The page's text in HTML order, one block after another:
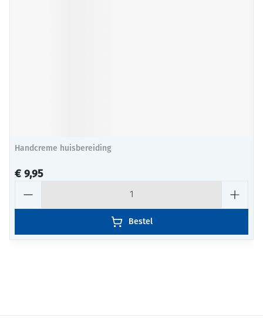
Handcreme huisbereiding
€ 9,95
Bestel